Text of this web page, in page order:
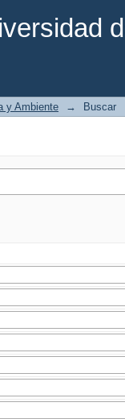
y Ambiente → Buscar